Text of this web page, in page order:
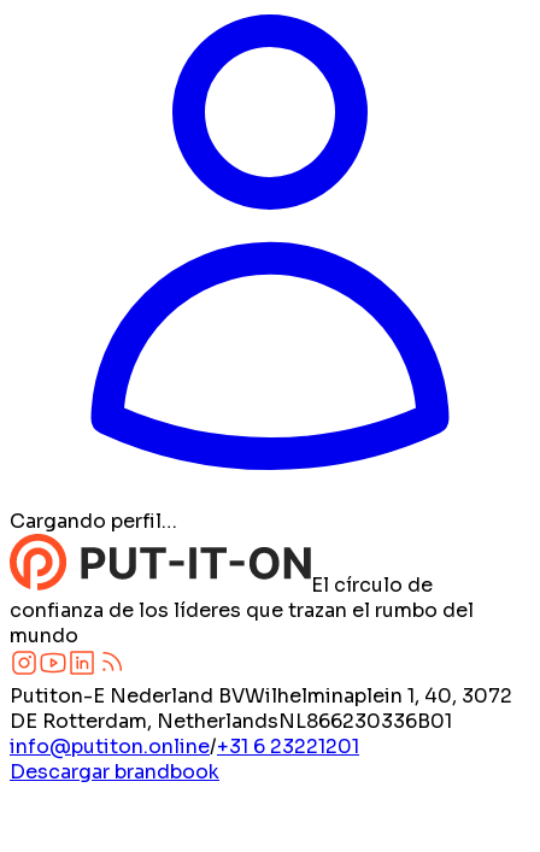
Cargando perfil…
El círculo de
confianza de los líderes que trazan el rumbo del
mundo
Putiton-E Nederland BVWilhelminaplein 1, 40, 3072
DE Rotterdam, NetherlandsNL866230336B01
info@putiton.online/+31 6 23221201
Descargar brandbook